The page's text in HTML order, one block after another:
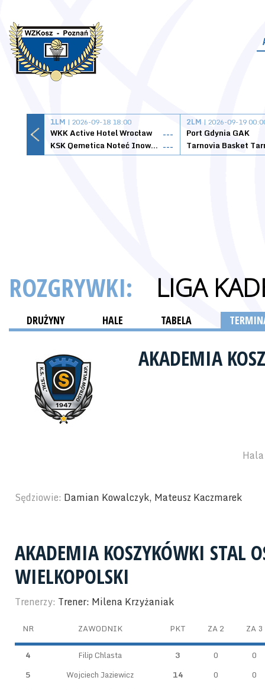
1LM | 2026-09-18 18:00
WKK Active Hotel Wrocław
---
KSK Qemetica Noteć Inowrocław ---
2LM | 2026-09-19
Port Gdynia GAK
ROZGRYWKI: LIGA
DRUŻYNY HALE TABELA
AKADEMIA
Sędziowie: Damian Kowalczyk, Mateusz Kaczmarek
AKADEMIA KOSZYKÓWKI STAL
WIELKOPOLSKI
Trenerzy: Trener: Milena Krzyżaniak
NR ZAWODNIK PKT ZA 2 ZA 3
4 Filip Chlasta 3 0
0
5
Wojciech Jaziewicz 14 0
0